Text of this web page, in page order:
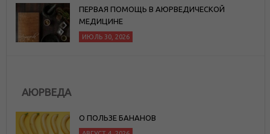
ПЕРВАЯ ПОМОЩЬ В АЮРВЕДИЧЕСКОЙ
МЕДИЦИНЕ
ИЮЛЬ 30, 2026
АЮРВЕДА
О ПОЛЬЗЕ БАНАНОВ